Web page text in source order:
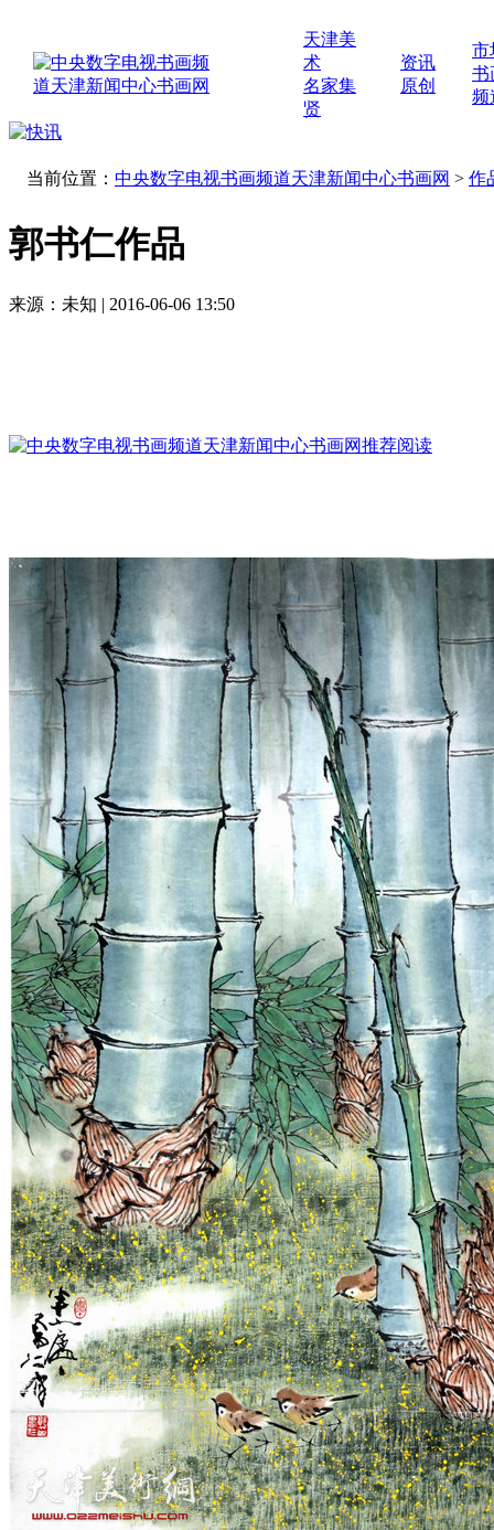
天津美
术
名家集
贤
资讯
原创
市
书
频
当前位置： 中央数字电视书画频道天津新闻中心书画网 > 作
郭书仁作品
来源：未知 | 2016-06-06 13:50